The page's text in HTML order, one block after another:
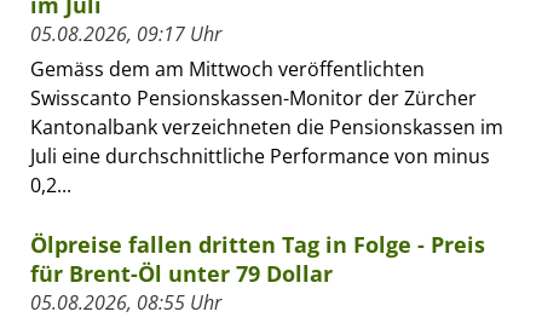
05.08.2026, 09:17 Uhr
Gemäss dem am Mittwoch veröffentlichten
Swisscanto Pensionskassen-Monitor der Zürcher
Kantonalbank verzeichneten die Pensionskassen im
Juli eine durchschnittliche Performance von minus
0,2...
Ölpreise fallen dritten Tag in Folge - Preis
für Brent-Öl unter 79 Dollar
05.08.2026, 08:55 Uhr